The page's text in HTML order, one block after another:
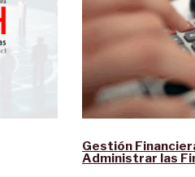
Gestión
Administrar las